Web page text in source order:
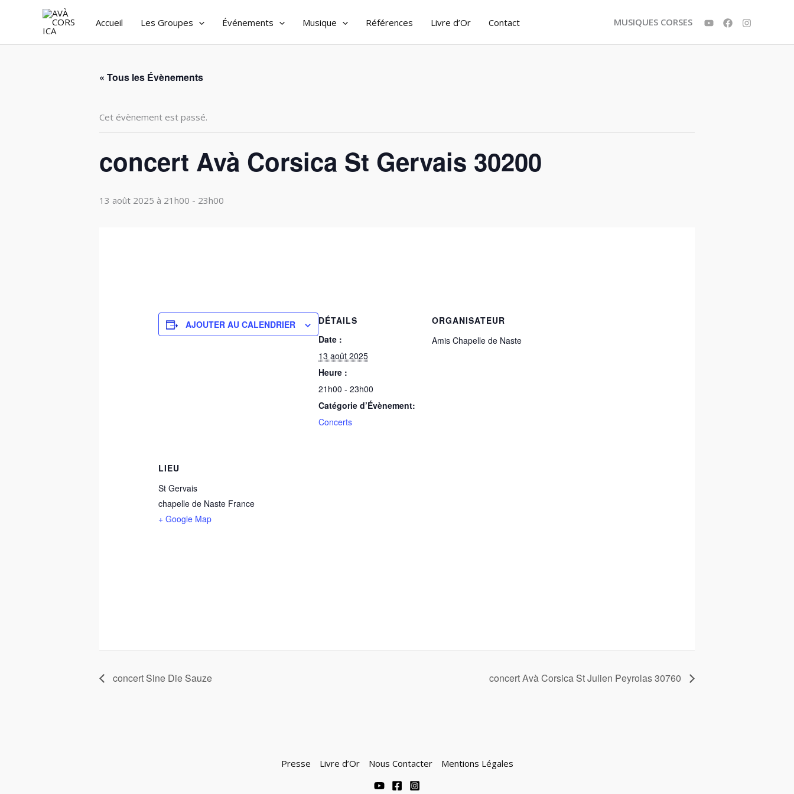
Accueil Les Groupes Événements Musique Références Livre d’Or Contact MUSIQUES CORSES
« Tous les Évènements
Cet évènement est passé.
concert Avà Corsica St Gervais 30200
13 août 2025 à 21h00 - 23h00
AJOUTER AU CALENDRIER
DÉTAILS
Date :
13 août 2025
Heure :
21h00 - 23h00
Catégorie d’Évènement:
Concerts
ORGANISATEUR
Amis Chapelle de Naste
LIEU
St Gervais
chapelle de Naste France
+ Google Map
concert Sine Die Sauze concert Avà Corsica St Julien Peyrolas 30760
Presse Livre d’Or Nous Contacter Mentions Légales